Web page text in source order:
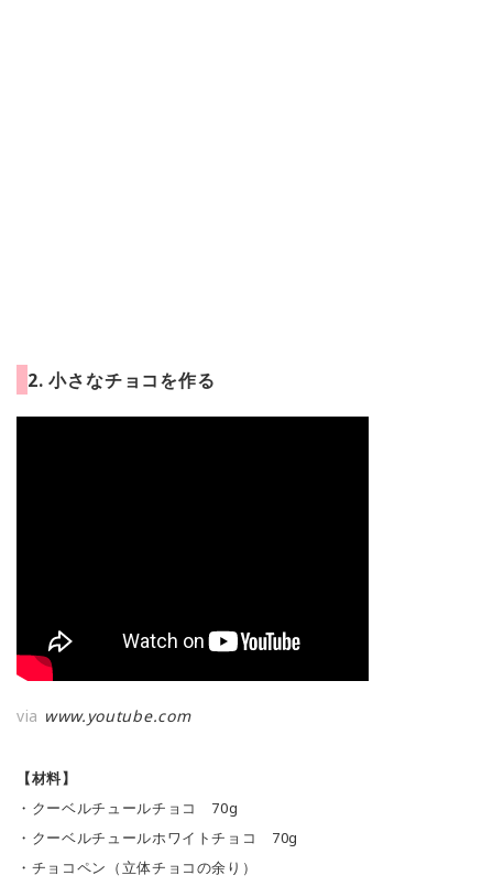
2. 小さなチョコを作る
via www.youtube.com
【材料】
・クーベルチュールチョコ 70g
・クーベルチュールホワイトチョコ 70g
・チョコペン（立体チョコの余り）